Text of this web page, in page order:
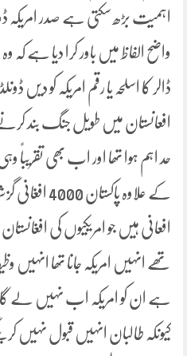
اہمیت بڑھ سکتی ہے صدر امریکہ
واضح الفاظ میں باور کرا دیا ہے
ڈالر کا اسلحہ یا رقم امریکہ کو
افعانستان میں طویل جنگ بند
حد اہم ہوا تھا اور اب بھی تقریباً
افعانی ہیں جو امریکیوں کی
تھے انہیں امریکہ جانا تھا انہیں
ہے ان کو امریکہ اب نہیں لے گا
کیونکہ طالبان انہیں قبول نہیں